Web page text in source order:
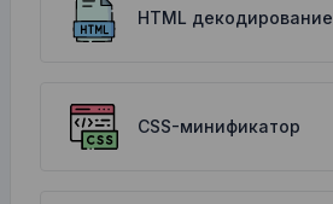
HTML декодирование
CSS-минификатор